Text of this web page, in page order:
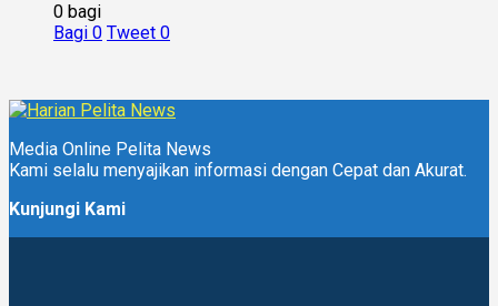
0 bagi
Bagi 0 Tweet 0
Media Online Pelita News
Kami selalu menyajikan informasi dengan Cepat dan Akurat.
Kunjungi Kami